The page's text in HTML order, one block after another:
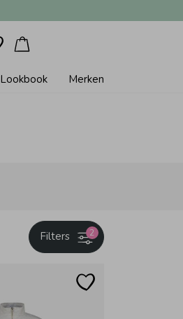
Lookbook Merken
2
Filters